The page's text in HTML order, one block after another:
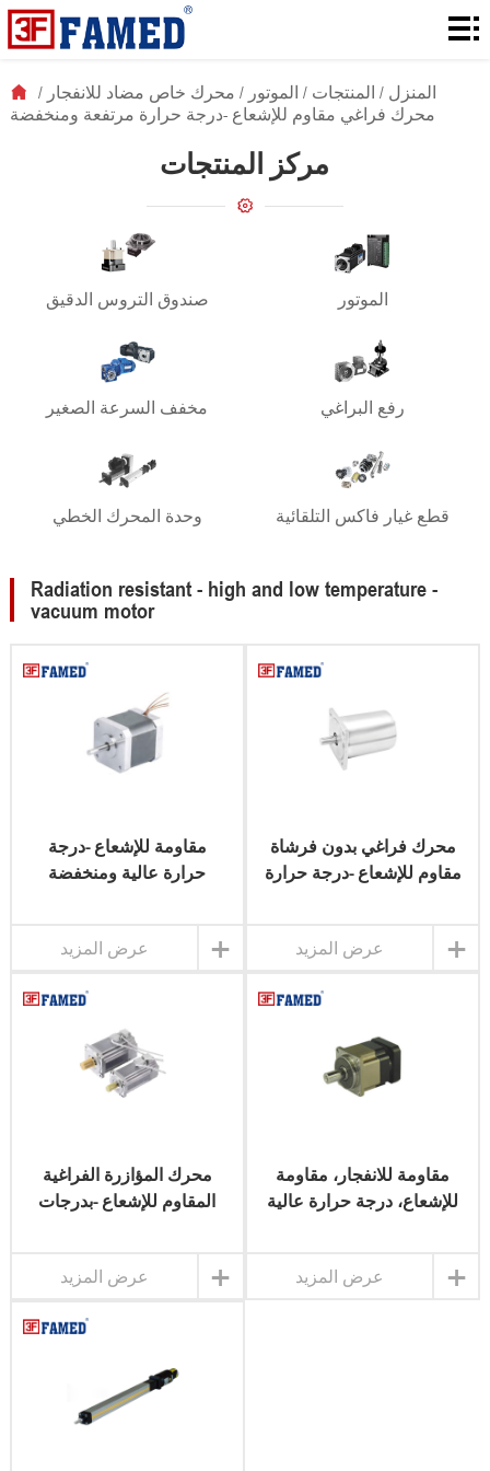
المنزل
التنزيلات
المنزل / المنتجات / الموتور / محرك خاص مضاد للانفجار /
محرك فراغي مقاوم للإشعاع -درجة حرارة مرتفعة ومنخفضة
مركز المنتجات
صندوق التروس الدقيق الموتور
مخفف السرعة الصغير رفع البراغي
وحدة المحرك الخطي قطع غيار فاكس التلقائية
Radiation resistant - high and low temperature -
vacuum motor
مقاومة للإشعاع -درجة
حرارة عالية ومنخفضة
+ عرض المزيد
محرك فراغي بدون فرشاة
مقاوم للإشعاع -درجة حرارة
+ عرض المزيد
محرك المؤازرة الفراغية
المقاوم للإشعاع -بدرجات
+ عرض المزيد
مقاومة للانفجار، مقاومة
للإشعاع، درجة حرارة عالية
+ عرض المزيد